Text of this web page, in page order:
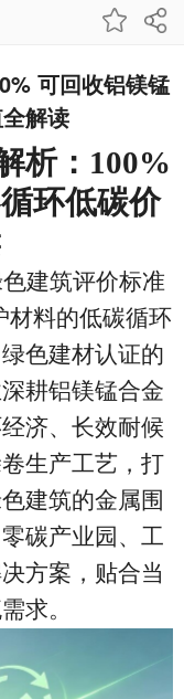
可回收铝镁锰
解读
析：100%
环低碳价
建筑评价标准
材料的低碳循环
色建材认证的
耕铝镁锰合金
济、长效耐候
生产工艺，打
建筑的金属围
碳产业园、工
方案，贴合当
求。